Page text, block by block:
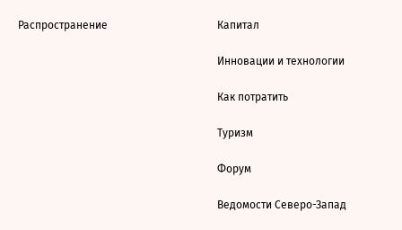
Распространение Капитал
Инновации и технологии
Как потратить
Туризм
Форум
Ведомости Северо-Запад